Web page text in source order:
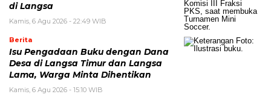
di Langsa
Kamis, 6 Agu 2026 - 22:49 WIB
Berita
Isu Pengadaan Buku dengan Dana
Desa di Langsa Timur dan Langsa
Lama, Warga Minta Dihentikan
Kamis, 6 Agu 2026 - 15:10 WIB